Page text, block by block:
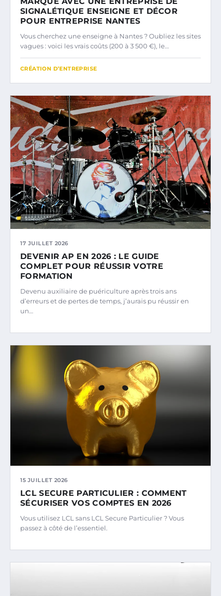
SIGNALÉTIQUE ENSEIGNE ET DÉCOR
POUR ENTREPRISE NANTES
Vous cherchez une enseigne à Nantes ? Oubliez les sites
vagues : voici les vrais coûts (200 à 3 500 €), le…
CRÉATION D’ENTREPRISE
17 JUILLET 2026
DEVENIR AP EN 2026 : LE GUIDE
COMPLET POUR RÉUSSIR VOTRE
FORMATION
Devenu auxiliaire de puériculture après trois ans
d’erreurs et de pertes de temps, j’aurais pu réussir en
un…
15 JUILLET 2026
LCL SECURE PARTICULIER : COMMENT
SÉCURISER VOS COMPTES EN 2026
Vous utilisez LCL sans LCL Secure Particulier ? Vous
passez à côté de l’essentiel.